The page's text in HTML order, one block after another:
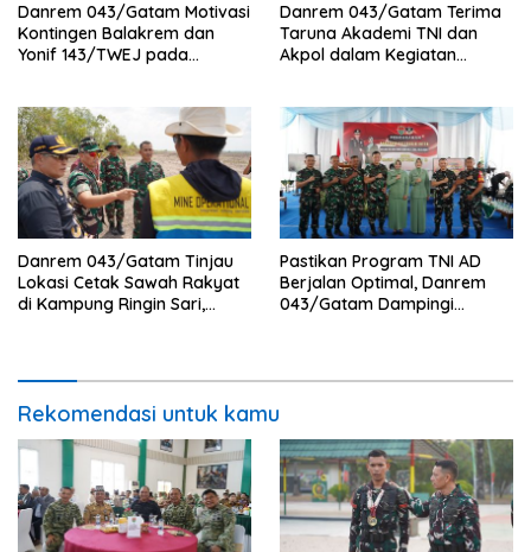
Danrem 043/Gatam Motivasi
Kontingen Balakrem dan
Yonif 143/TWEJ pada
Danrem 043/Gatam Terima
Taruna Akademi TNI dan
Akpol dalam Kegiatan
Danrem 043/Gatam Tinjau
Lokasi Cetak Sawah Rakyat
di Kampung Ringin Sari,
Pastikan Program TNI AD
Berjalan Optimal, Danrem
043/Gatam Dampingi
Rekomendasi untuk kamu